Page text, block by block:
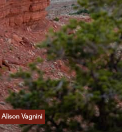
Alison Vagnini